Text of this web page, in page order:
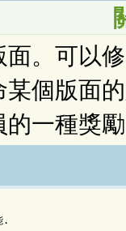
。可以
個版面
一種獎
.